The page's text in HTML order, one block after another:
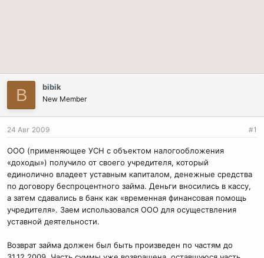
B bibik
New Member
24 Авг 2009 #1
ООО (применяющее УСН с объектом налогообложения
«доходы») получило от своего учредителя, который
единолично владеет уставным капиталом, денежные средства
по договору беспроцентного займа. Деньги вносились в кассу,
а затем сдавались в банк как «временная финансовая помощь
учредителя». Заем использовался ООО для осуществления
уставной деятельности.
Возврат займа должен был быть произведен по частям до